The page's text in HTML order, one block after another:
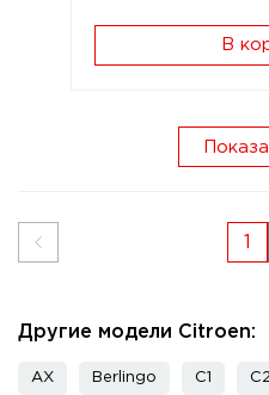
В
1
Другие модели Citroen:
AX Berlingo C1 C2